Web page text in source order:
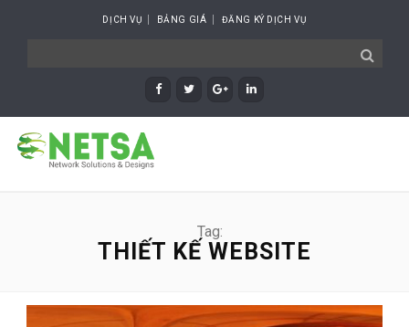
DỊCH VỤ BẢNG GIÁ ĐĂNG KÝ DỊCH VỤ
Tag:
THIẾT KẾ WEBSITE